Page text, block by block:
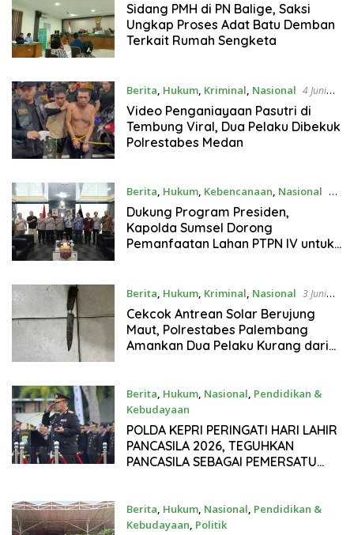
Sidang PMH di PN Balige, Saksi
Ungkap Proses Adat Batu Demban
Terkait Rumah Sengketa
Berita, Hukum, Kriminal, Nasional 4 Juni
2026
Video Penganiayaan Pasutri di
Tembung Viral, Dua Pelaku Dibekuk
Polrestabes Medan
Berita, Hukum, Kebencanaan, Nasional 4
Juni 2026
Dukung Program Presiden,
Kapolda Sumsel Dorong
Pemanfaatan Lahan PTPN IV untuk
Berita, Hukum, Kriminal, Nasional 3 Juni
2026
Cekcok Antrean Solar Berujung
Maut, Polrestabes Palembang
Amankan Dua Pelaku Kurang dari
Berita, Hukum, Nasional, Pendidikan &
Kebudayaan
1 Juni 2026
POLDA KEPRI PERINGATI HARI LAHIR
PANCASILA 2026, TEGUHKAN
PANCASILA SEBAGAI PEMERSATU
Berita, Hukum, Nasional, Pendidikan &
Kebudayaan, Politik